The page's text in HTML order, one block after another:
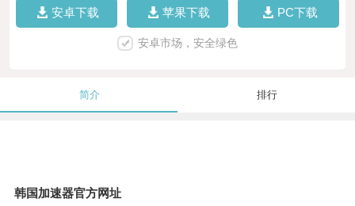
安卓下载 苹果下载 PC下载
安卓市场，安全绿色
简介 排行
韩国加速器官方网址